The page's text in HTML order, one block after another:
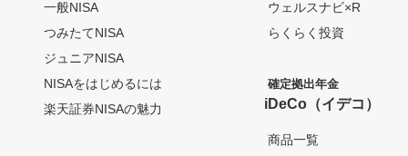
一般NISA
つみたてNISA
ジュニアNISA
NISAをはじめるには
楽天証券NISAの魅力
ウェルスナビ×R
らくらく投資
確定拠出年金
iDeCo（イデコ）
商品一覧